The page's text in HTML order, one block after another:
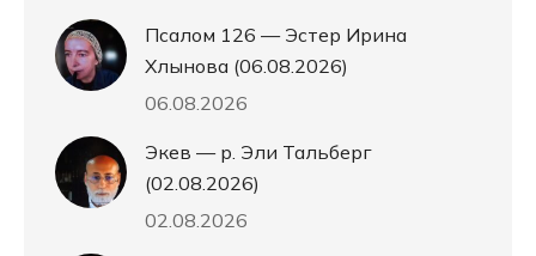
Псалом 126 — Эстер Ирина
Хлынова (06.08.2026)
06.08.2026
Экев — р. Эли Тальберг
(02.08.2026)
02.08.2026